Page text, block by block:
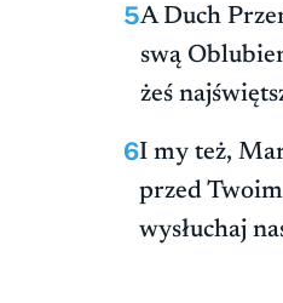
5A Duch
swą
żeś
6I my też,
przed
wysłuchaj